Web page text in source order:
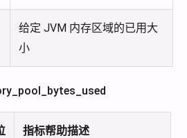
给定 JVM 内存区域的已用大
小
指标帮助描述